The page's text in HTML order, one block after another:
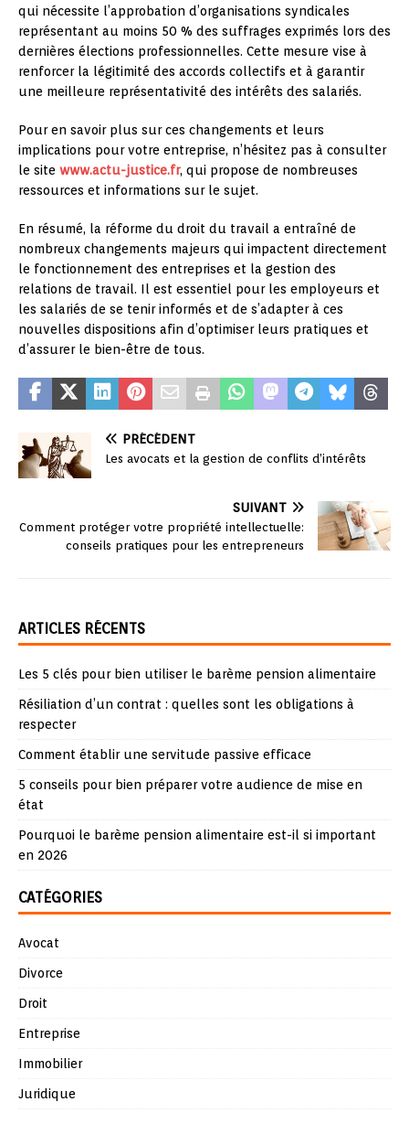
qui nécessite l’approbation d’organisations syndicales
représentant au moins 50 % des suffrages exprimés lors des
dernières élections professionnelles. Cette mesure vise à
renforcer la légitimité des accords collectifs et à garantir
une meilleure représentativité des intérêts des salariés.
Pour en savoir plus sur ces changements et leurs
implications pour votre entreprise, n’hésitez pas à consulter
le site www.actu-justice.fr, qui propose de nombreuses
ressources et informations sur le sujet.
En résumé, la réforme du droit du travail a entraîné de
nombreux changements majeurs qui impactent directement
le fonctionnement des entreprises et la gestion des
relations de travail. Il est essentiel pour les employeurs et
les salariés de se tenir informés et de s’adapter à ces
nouvelles dispositions afin d’optimiser leurs pratiques et
d’assurer le bien-être de tous.
PRÉCÉDENT
Les avocats et la gestion de conflits d’intérêts
SUIVANT
Comment protéger votre propriété intellectuelle:
conseils pratiques pour les entrepreneurs
ARTICLES RÉCENTS
Les 5 clés pour bien utiliser le barème pension alimentaire
Résiliation d’un contrat : quelles sont les obligations à
respecter
Comment établir une servitude passive efficace
5 conseils pour bien préparer votre audience de mise en
état
Pourquoi le barème pension alimentaire est-il si important
en 2026
CATÉGORIES
Avocat
Divorce
Droit
Entreprise
Immobilier
Juridique